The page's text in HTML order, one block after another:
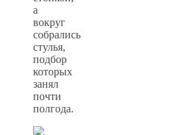
а
вокруг
собрались
стулья,
подбор
которых
занял
почти
полгода.